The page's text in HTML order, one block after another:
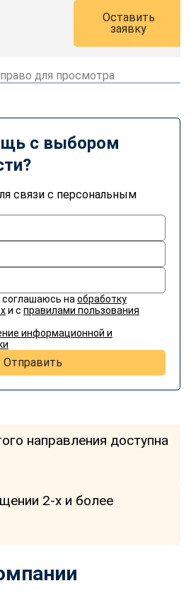
Оставить
заявку
для просмотра
с выбором
связи с персональным
соглашаюсь на обработку
и с правилами пользования
информационной и
Отправить
направления доступна
2-х и более